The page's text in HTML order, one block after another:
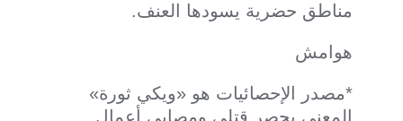
مناطق حضرية يسودها العنف.
هوامش
*مصدر الإحصائيات هو «ويكي ثورة»
المعني بحصر قتلى ومصابي أعمال